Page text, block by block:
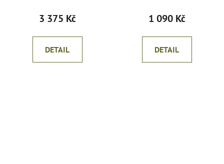
3 375 Kč
DETAIL
1 090 Kč
DETAIL